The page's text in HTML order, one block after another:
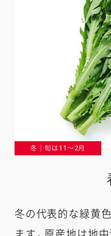
冬｜旬は11〜2月
冬の代表的な緑黄